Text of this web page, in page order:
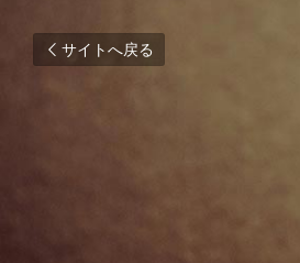
サイトへ戻る